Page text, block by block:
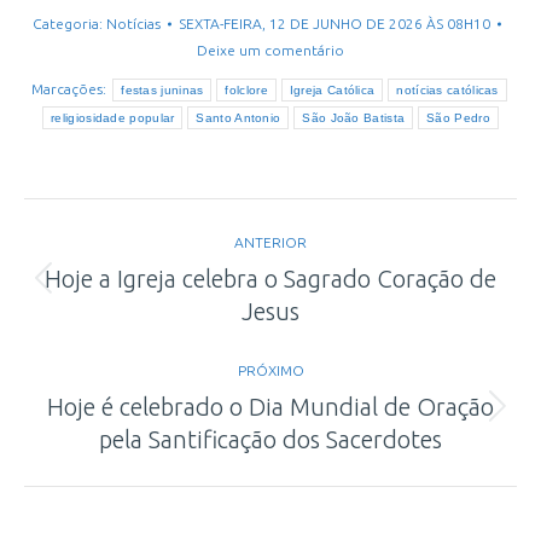
Categoria: Notícias
SEXTA-FEIRA, 12 DE JUNHO DE 2026 ÀS 08H10
Deixe um comentário
Marcações: festas juninas folclore Igreja Católica notícias católicas
religiosidade popular Santo Antonio São João Batista São Pedro
de
ANTERIOR
Post
anterior:
Hoje a Igreja celebra o Sagrado Coração de
Jesus
PRÓXIMO
Próximo
post:
Hoje é celebrado o Dia Mundial de Oração
pela Santificação dos Sacerdotes